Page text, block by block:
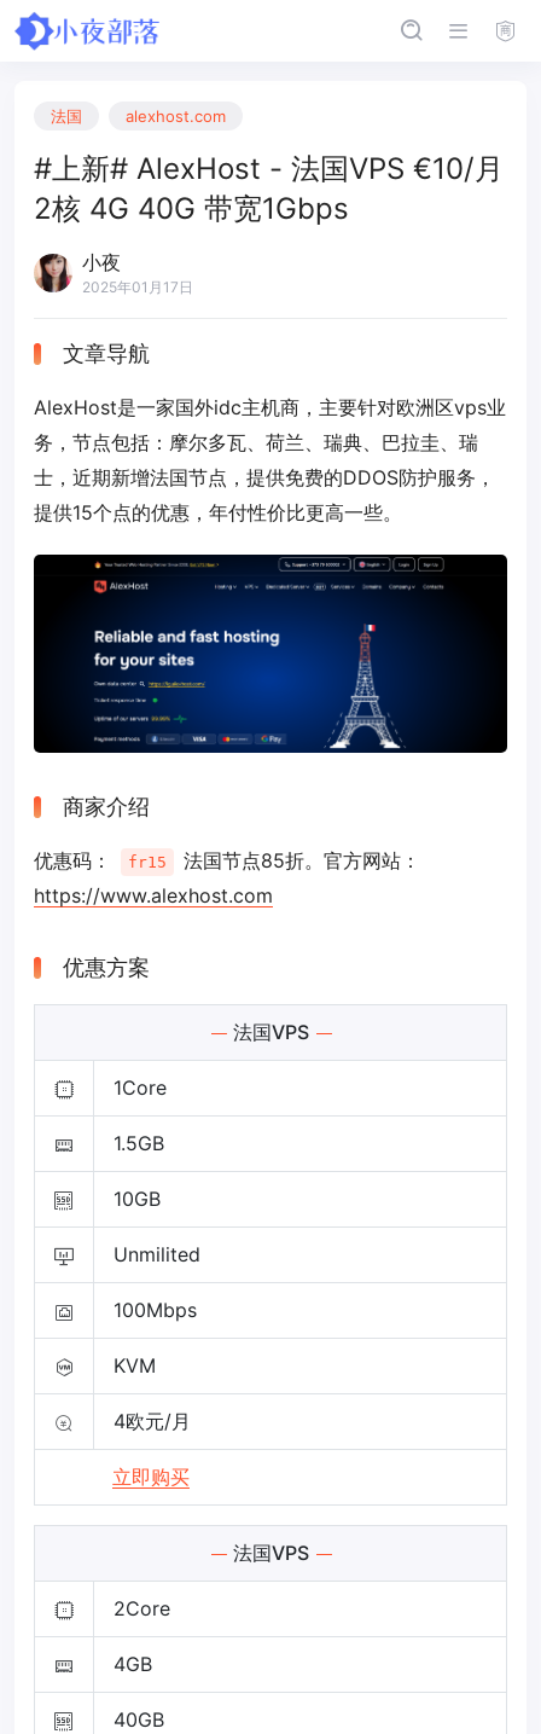
法国 alexhost.com
#上新# AlexHost - 法国VPS €10/月
2核 4G 40G 带宽1Gbps
小夜
2025年01月17日
文章导航
AlexHost是一家国外idc主机商，主要针对欧洲区vps业
务，节点包括：摩尔多瓦、荷兰、瑞典、巴拉圭、瑞
士，近期新增法国节点，提供免费的DDOS防护服务，
提供15个点的优惠，年付性价比更高一些。
商家介绍
优惠码： fr15
法国节点85折。官方网站：
https://www.alexhost.com
优惠方案
法国VPS
1Core
1.5GB
10GB
Unmilited
100Mbps
KVM
4欧元/月
立即购买
法国VPS
2Core
4GB
40GB